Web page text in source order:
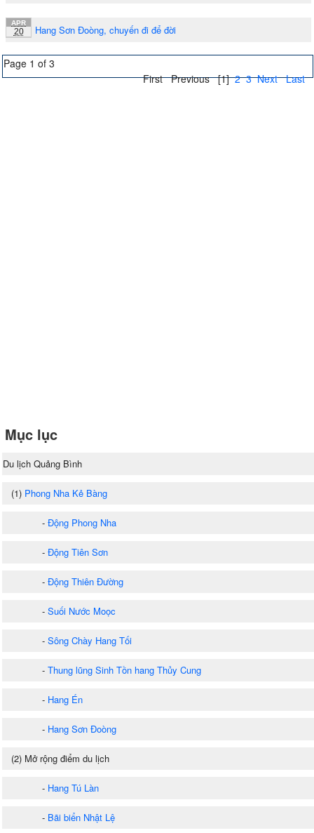
APR
20 Hang Sơn Đoòng, chuyến đi để đời
Page 1 of 3
First Previous [1] 2 3 Next Last
Mục lục
Du lịch Quảng Bình
(1) Phong Nha Kẻ Bàng
- Động Phong Nha
- Động Tiên Sơn
- Động Thiên Đường
- Suối Nước Moọc
- Sông Chày Hang Tối
- Thung lũng Sinh Tồn hang Thủy Cung
- Hang Én
- Hang Sơn Đoòng
(2) Mở rộng điểm du lịch
- Hang Tú Làn
- Bãi biển Nhật Lệ